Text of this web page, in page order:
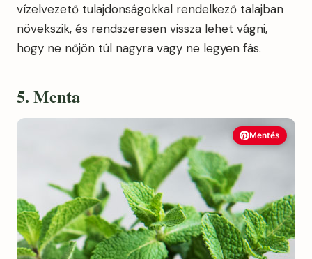
vízelvezető tulajdonságokkal rendelkező talajban
növekszik, és rendszeresen vissza lehet vágni,
hogy ne nőjön túl nagyra vagy ne legyen fás.
5. Menta
Mentés